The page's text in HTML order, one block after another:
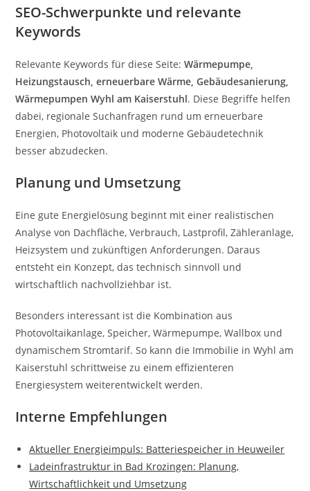
SEO-Schwerpunkte und relevante
Keywords
Relevante Keywords für diese Seite:Wärmepumpe,
Heizungstausch, erneuerbare Wärme, Gebäudesanierung,
Wärmepumpen Wyhl am Kaiserstuhl. Diese Begriffe helfen
dabei, regionale Suchanfragen rund um erneuerbare
Energien, Photovoltaik und moderne Gebäudetechnik
besser abzudecken.
Planung und Umsetzung
Eine gute Energielösung beginnt mit einer realistischen
Analyse von Dachfläche, Verbrauch, Lastprofil, Zähleranlage,
Heizsystem und zukünftigen Anforderungen. Daraus
entsteht ein Konzept, das technisch sinnvoll und
wirtschaftlich nachvollziehbar ist.
Besonders interessant ist die Kombination aus
Photovoltaikanlage, Speicher, Wärmepumpe, Wallbox und
dynamischem Stromtarif. So kann die Immobilie in Wyhl am
Kaiserstuhl schrittweise zu einem effizienteren
Energiesystem weiterentwickelt werden.
Interne Empfehlungen
Aktueller Energieimpuls: Batteriespeicher in Heuweiler
Ladeinfrastruktur in Bad Krozingen: Planung,
Wirtschaftlichkeit und Umsetzung